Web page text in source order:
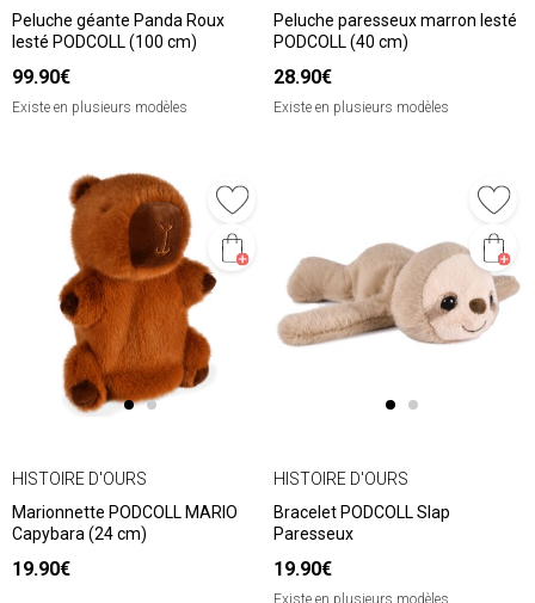
Peluche géante Panda Roux
lesté PODCOLL (100 cm)
99.90€
Existe en plusieurs modèles
Peluche paresseux marron lesté
PODCOLL (40 cm)
28.90€
Existe en plusieurs modèles
HISTOIRE D'OURS
Marionnette PODCOLL MARIO
Capybara (24 cm)
19.90€
HISTOIRE D'OURS
Bracelet PODCOLL Slap
Paresseux
19.90€